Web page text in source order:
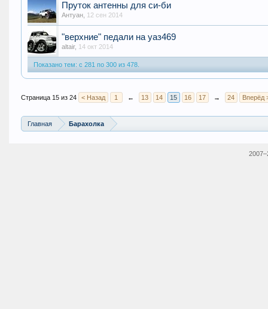
Пруток антенны для си-би
Антуан, 12 сен 2014
"верхние" педали на уаз469
altair, 14 окт 2014
Показано тем: с 281 по 300 из 478.
Страница 15 из 24 < Назад 1 ← 13 14 15 16 17 → 24 Вперёд
Главная Барахолка
2007–